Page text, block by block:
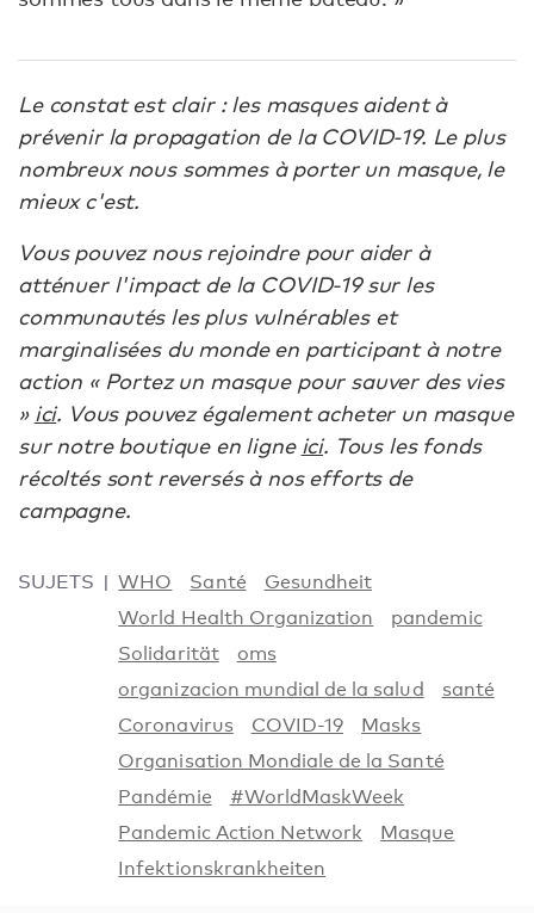
Le constat est clair : les masques aident à
prévenir la propagation de la COVID-19. Le plus
nombreux nous sommes à porter un masque, le
mieux c'est.
Vous pouvez nous rejoindre pour aider à
atténuer l'impact de la COVID-19 sur les
communautés les plus vulnérables et
marginalisées du monde en participant à notre
action « Portez un masque pour sauver des vies
» ici. Vous pouvez également acheter un masque
sur notre boutique en ligne ici. Tous les fonds
récoltés sont reversés à nos efforts de
campagne.
SUJETS WHO Santé
Gesundheit
World Health Organization
pandemic
Solidarität
oms
organizacion mundial de la salud
santé
Coronavirus
COVID-19
Masks
Organisation Mondiale de la Santé
Pandémie
#WorldMaskWeek
Pandemic Action Network
Masque
Infektionskrankheiten